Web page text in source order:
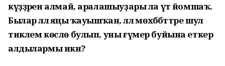
күҙҙәрен алмай, аралашыуҙары ла үтә йомшаҡ.
Былар әллә яңы ҡауышҡан, әллә мөхәббәттәре шул
тиклем көслө булып, уны ғүмер буйына еткерә
алдылармы икән?